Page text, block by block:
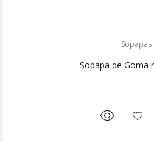
Sopapas
Sopapa de Goma